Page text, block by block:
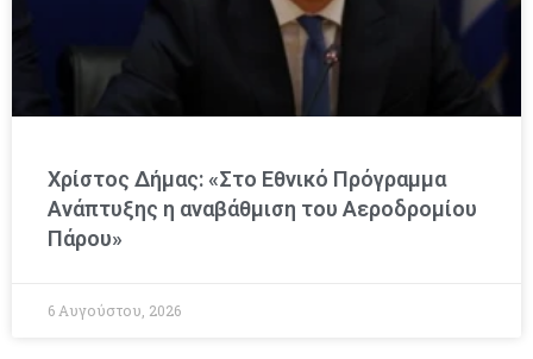
Χρίστος Δήμας: «Στο Εθνικό Πρόγραμμα
Ανάπτυξης η αναβάθμιση του Αεροδρομίου
Πάρου»
6 Αυγούστου, 2026